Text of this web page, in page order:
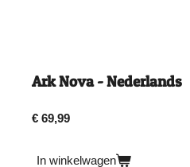
Ark Nova - Nederlands
€ 69,99
In winkelwagen